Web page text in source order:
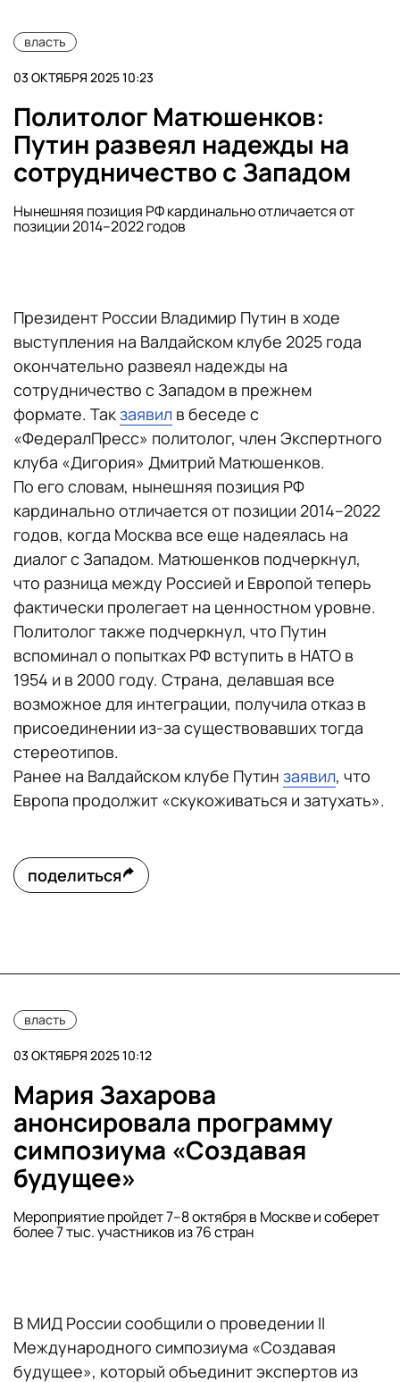
власть
03 ОКТЯБРЯ 2025 10:23
Политолог Матюшенков:
Путин развеял надежды на
сотрудничество с Западом
Нынешняя позиция РФ кардинально отличается от
позиции 2014–2022 годов
Президент России Владимир Путин в ходе
выступления на Валдайском клубе 2025 года
окончательно развеял надежды на
сотрудничество с Западом в прежнем
формате. Такзаявил в беседе с
«ФедералПресс» политолог, член Экспертного
клуба «Дигория» Дмитрий Матюшенков.
По его словам, нынешняя позиция РФ
кардинально отличается от позиции 2014–2022
годов, когда Москва все еще надеялась на
диалог с Западом. Матюшенков подчеркнул,
что разница между Россией и Европой теперь
фактически пролегает на ценностном уровне.
Политолог также подчеркнул, что Путин
вспоминал о попытках РФ вступить в НАТО в
1954 и в 2000 году. Страна, делавшая все
возможное для интеграции, получила отказ в
присоединении из-за существовавших тогда
стереотипов.
Ранее на Валдайском клубе Путин заявил, что
Европа продолжит «скукоживаться и затухать».
поделиться
власть
03 ОКТЯБРЯ 2025 10:12
Мария Захарова
анонсировала программу
симпозиума «Создавая
будущее»
Мероприятие пройдет 7–8 октября в Москве и соберет
более 7 тыс. участников из 76 стран
В МИД России сообщили о проведении II
Международного симпозиума «Создавая
будущее», который объединит экспертов из